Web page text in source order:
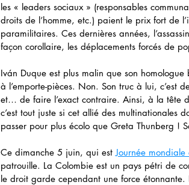
les « leaders sociaux » (responsables
droits de l’homme, etc.) paient le prix fort de
paramilitaires. Ces dernières années,
façon corollaire, les déplacements forcés de
Iván Duque est plus malin que son
à l’emporte-pièces. Non. Son truc à lui, c’est
et… de faire l’exact contraire. Ainsi, à la tête
c’est tout juste si cet allié des multinationales
passer pour plus écolo que Greta Thunberg !
Ce dimanche 5 juin, qui est Journée mondiale
patrouille. La Colombie est un pays pétri de
le droit garde cependant une force